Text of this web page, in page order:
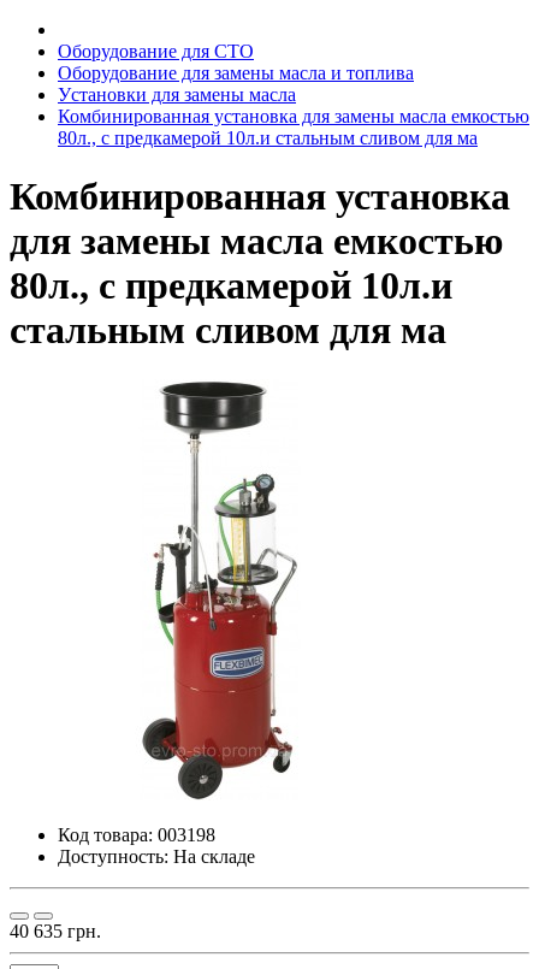
Oбopудoвaниe для CTO
Oбopудoвaниe для зaмeны мacлa и топлива
Уcтaнoвки для зaмeны мacлa
Комбинированная установка для замены масла емкостью
80л., с предкамерой 10л.и стальным сливом для ма
Комбинированная установка
для замены масла емкостью
80л., с предкамерой 10л.и
стальным сливом для ма
Код товара: 003198
Доступность: На складе
40 635 грн.